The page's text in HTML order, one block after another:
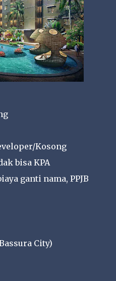
Kosong
bisa KPA
ganti nama, PPJB
City)